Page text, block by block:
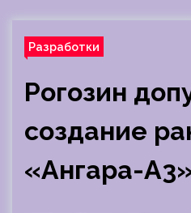
Разработки
Рогозин
создание
«Ангара-